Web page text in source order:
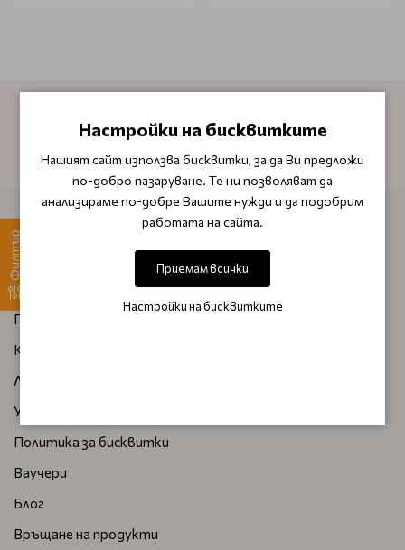
Филтър
АБОНИРАЙТЕ СЕ ЗА НАШИЯ БЮЛЕТИН
ИНФОРМАЦИЯ
За нас
Плащане и доставка
Правила и условия за бонус точки
Как да поръчам
Лични данни
Условия на ползване
Политика за бисквитки
Ваучери
Блог
Връщане на продукти
Настройки на бисквитките
Нашият сайт използва бисквитки, за да Ви предложи
по-добро пазаруване. Те ни позволяват да
анализираме по-добре Вашите нужди и да подобрим
работата на сайта.
Приемам всички
Настройки на бисквитките